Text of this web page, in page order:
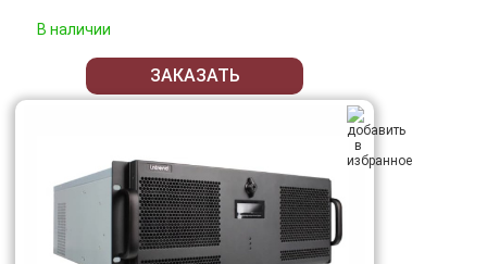
В наличии
ЗАКАЗАТЬ